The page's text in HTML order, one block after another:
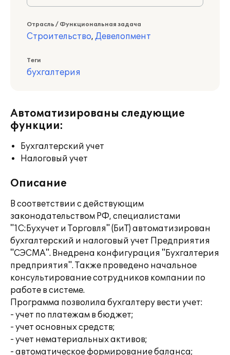
Отрасль / Функциональная задача
Строительство, Девелопмент
Теги
бухгалтерия
Автоматизированы следующие
функции:
Бухгалтерский учет
Налоговый учет
Описание
В соответствии с действующим
законодательством РФ, специалистами
"1С:Бухучет и Торговля" (БиТ) автоматизирован
бухгалтерский и налоговый учет Предприятия
"СЭСМА". Внедрена конфигурация "Бухгалтерия
предприятия". Также проведено начальное
консультирование сотрудников компании по
работе в системе.
Программа позволила бухгалтеру вести учет:
- учет по платежам в бюджет;
- учет основных средств;
- учет нематериальных активов;
- автоматическое формирование баланса;